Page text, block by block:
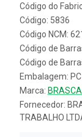
Código do
Código: 5836
Código NCM:
Código de
Código de
Embalagem: PC
Marca:
Fornecedor:
TRABALHO